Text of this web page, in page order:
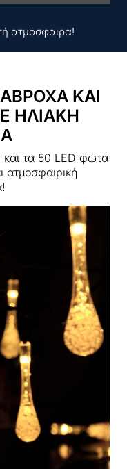
ατμόσφαιρα!
ΚΑΙ
ΗΛΙΑΚΗ
τα 50 LED φώτα
ατμοσφαιρική